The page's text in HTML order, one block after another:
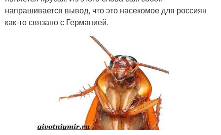
напрашивается вывод, что это насекомое для россиян
как-то связано с Германией.